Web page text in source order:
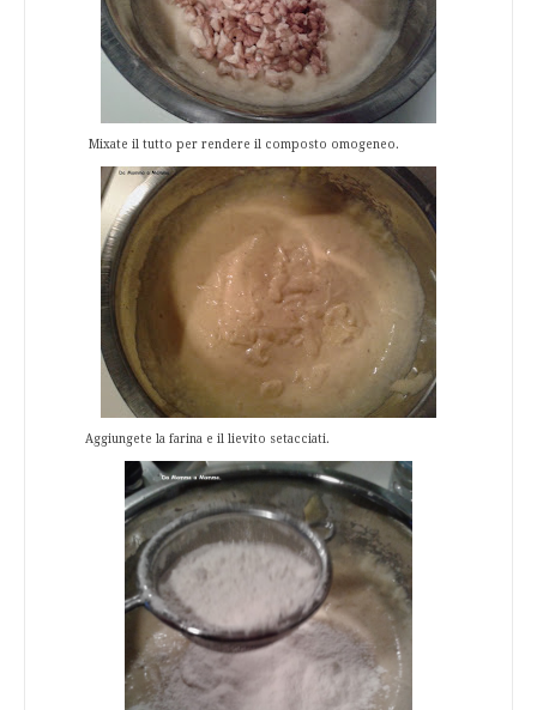
Mixate il tutto per rendere il composto omogeneo.
Aggiungete la farina e il lievito setacciati.